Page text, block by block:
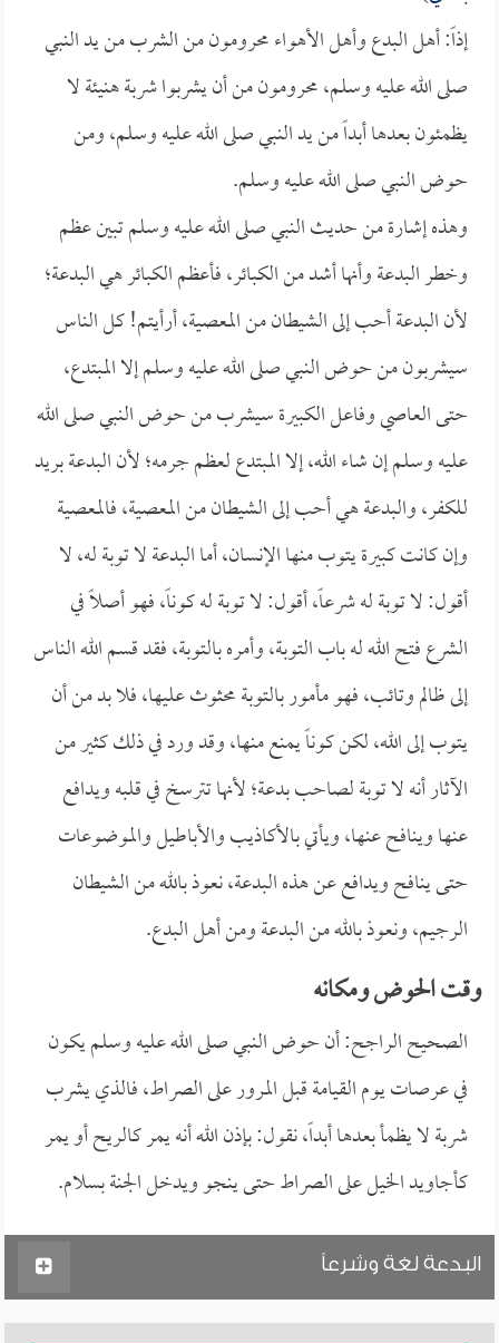
إذاً: أهل البدع وأهل الأهواء محرومون من الشرب من يد النبي
صلى الله عليه وسلم، محرومون من أن يشربوا شربة هنيئة لا
يظمئون بعدها أبداً من يد النبي صلى الله عليه وسلم، ومن
حوض النبي صلى الله عليه وسلم.
وهذه إشارة من حديث النبي صلى الله عليه وسلم تبين عظم
وخطر البدعة وأنها أشد من الكبائر، فأعظم الكبائر هي البدعة؛
لأن البدعة أحب إلى الشيطان من المعصية، أرأيتم! كل الناس
سيشربون من حوض النبي صلى الله عليه وسلم إلا المبتدع،
حتى العاصي وفاعل الكبيرة سيشرب من حوض النبي صلى الله
عليه وسلم إن شاء الله، إلا المبتدع لعظم جرمه؛ لأن البدعة بريد
للكفر، والبدعة هي أحب إلى الشيطان من المعصية، فالمعصية
وإن كانت كبيرة يتوب منها الإنسان، أما البدعة لا توبة له، لا
أقول: لا توبة له شرعاً، أقول: لا توبة له كوناً، فهو أصلاً في
الشرع فتح الله له باب التوبة، وأمره بالتوبة، فقد قسم الله الناس
إلى ظالم وتائب، فهو مأمور بالتوبة محثوث عليها، فلا بد من أن
يتوب إلى الله، لكن كوناً يمنع منها، وقد ورد في ذلك كثير من
الآثار أنه لا توبة لصاحب بدعة؛ لأنها تترسخ في قلبه ويدافع
عنها وينافح عنها، ويأتي بالأكاذيب والأباطيل والموضوعات
حتى ينافح ويدافع عن هذه البدعة، نعوذ بالله من الشيطان
الرجيم، ونعوذ بالله من البدعة ومن أهل البدع.
وقت الحوض ومكانه
الصحيح الراجح: أن حوض النبي صلى الله عليه وسلم يكون
في عرصات يوم القيامة قبل المرور على الصراط، فالذي يشرب
شربة لا يظمأ بعدها أبداً، نقول: بإذن الله أنه يمر كالريح أو يمر
كأجاويد الخيل على الصراط حتى ينجو ويدخل الجنة بسلام.
البدعة لغة وشرعاً